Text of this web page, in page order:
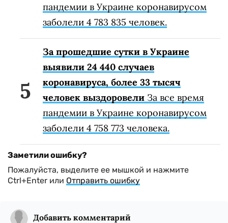
пандемии в Украине коронавирусом
заболели 4 783 835 человек.
За прошедшие сутки в Украине
выявили 24 440 случаев
коронавируса, более 33 тысяч
человек выздоровели За все время
пандемии в Украине коронавирусом
заболели 4 758 773 человека.
Заметили ошибку?
Пожалуйста, выделите ее мышкой и нажмите
Ctrl+Enter или Отправить ошибку
Добавить комментарий